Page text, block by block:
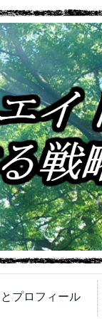
プロフィール